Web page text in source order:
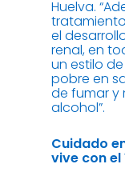
Huelva.
el
renal, en
un estilo
pobre en
de fumar y
alcohol”.
Cuidado
vive con el